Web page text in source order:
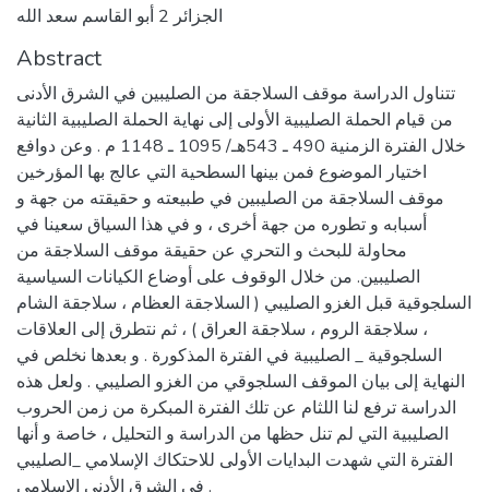
الجزائر 2 أبو القاسم سعد الله
Abstract
تتناول الدراسة موقف السلاجقة من الصليبين في الشرق الأدنى
من قيام الحملة الصليبية الأولى إلى نهاية الحملة الصليبية الثانية
خلال الفترة الزمنية 490 ـ 543هـ/ 1095 ـ 1148 م . وعن دوافع
اختيار الموضوع فمن بينها السطحية التي عالج بها المؤرخين
موقف السلاجقة من الصليبين في طبيعته و حقيقته من جهة و
أسبابه و تطوره من جهة أخرى ، و في هذا السياق سعينا في
محاولة للبحث و التحري عن حقيقة موقف السلاجقة من
الصليبين. من خلال الوقوف على أوضاع الكيانات السياسية
السلجوقية قبل الغزو الصليبي ( السلاجقة العظام ، سلاجقة الشام
، سلاجقة الروم ، سلاجقة العراق ) ، ثم نتطرق إلى العلاقات
السلجوقية _ الصليبية في الفترة المذكورة . و بعدها نخلص في
النهاية إلى بيان الموقف السلجوقي من الغزو الصليبي . ولعل هذه
الدراسة ترفع لنا اللثام عن تلك الفترة المبكرة من زمن الحروب
الصليبية التي لم تنل حظها من الدراسة و التحليل ، خاصة و أنها
الفترة التي شهدت البدايات الأولى للاحتكاك الإسلامي _الصليبي
في الشرق الأدنى الإسلامي .